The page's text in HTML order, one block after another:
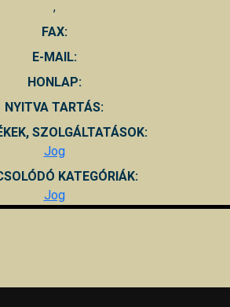
,
FAX:
E-MAIL:
HONLAP:
NYITVA TARTÁS:
SZOLGÁLTATÁSOK:
Jog
KATEGÓRIÁK:
Jog